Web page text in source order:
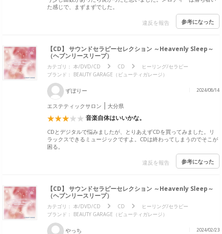
た感じで、まずまずでした。
違反を報告 参考になった
【CD】 サウンドセラピーセレクション ～Heavenly Sleep～
（ヘブンリースリープ）
カテゴリ： 本/DVD/CD CD
ヒーリング/セラピー
ブランド： BEAUTY GARAGE（ビューティガレージ）
ずぼりー 2024/08/14
エステティックサロン 大分県
音楽自体はいいかな。
CDとデジタルで悩みましたが、とりあえずCDを買ってみました。リ
ラックスできるミュージックですよ。CDは終わってしまうのでそこが
困る。
違反を報告 参考になった
【CD】 サウンドセラピーセレクション ～Heavenly Sleep～
（ヘブンリースリープ）
カテゴリ： 本/DVD/CD CD
ヒーリング/セラピー
ブランド： BEAUTY GARAGE（ビューティガレージ）
やっち 2024/02/23